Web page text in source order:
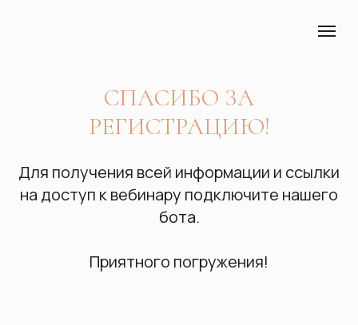
СПАСИБО ЗА
РЕГИСТРАЦИЮ!
Для получения всей информации и ссылки
на доступ к вебинару подключите нашего
бота.
Приятного погружения!